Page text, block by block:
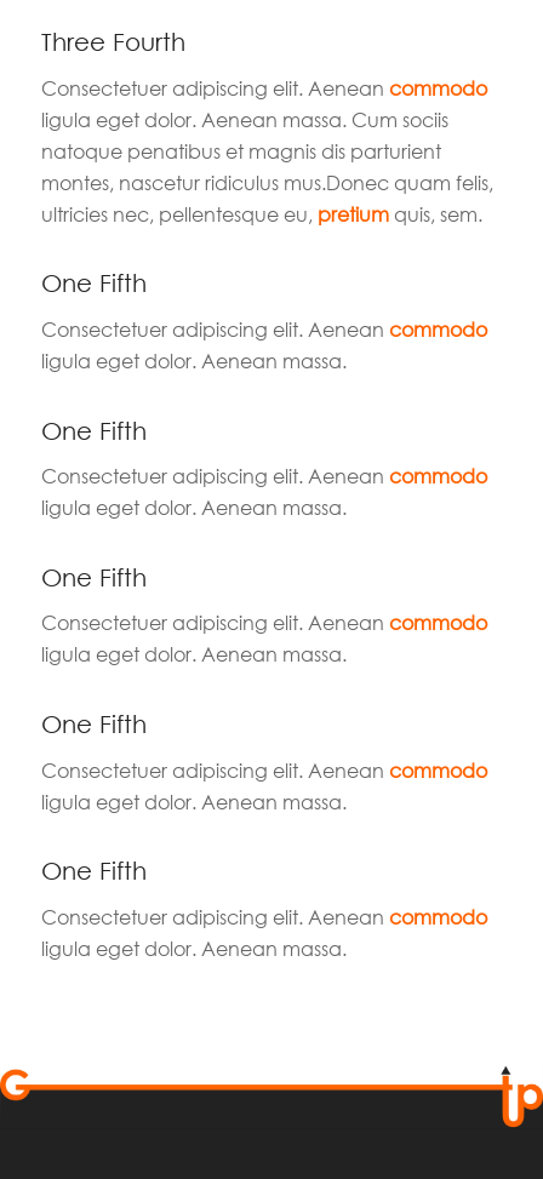
Three Fourth
Consectetuer adipiscing elit. Aenean commodo
ligula eget dolor. Aenean massa. Cum sociis
natoque penatibus et magnis dis parturient
montes, nascetur ridiculus mus.Donec quam felis,
ultricies nec, pellentesque eu, pretiumquis, sem.
One Fifth
Consectetuer adipiscing elit. Aenean commodo
ligula eget dolor. Aenean massa.
One Fifth
Consectetuer adipiscing elit. Aenean commodo
ligula eget dolor. Aenean massa.
One Fifth
Consectetuer adipiscing elit. Aenean commodo
ligula eget dolor. Aenean massa.
One Fifth
Consectetuer adipiscing elit. Aenean commodo
ligula eget dolor. Aenean massa.
One Fifth
Consectetuer adipiscing elit. Aenean commodo
ligula eget dolor. Aenean massa.